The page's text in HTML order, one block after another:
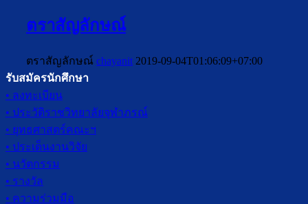
ตราสัญลักษณ์
ตราสัญลักษณ์ chayanit 2019-09-04T01:06:09+07:00
รับสมัครนักศึกษา
• ลงทะเบียน
• ประวัติราชวิทยาลัยจุฬาภรณ์
• ยุทธศาสตร์คณะฯ
• ประเด็นงานวิจัย
• นวัตกรรม
• รางวัล
• ความร่วมมือ